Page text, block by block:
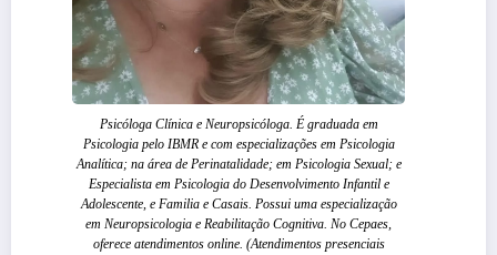
Psicóloga Clínica e Neuropsicóloga. É graduada em
Psicologia pelo IBMR e com especializações em Psicologia
Analítica; na área de Perinatalidade; em Psicologia Sexual; e
Especialista em Psicologia do Desenvolvimento Infantil e
Adolescente, e Familia e Casais. Possui uma especialização
em Neuropsicologia e Reabilitação Cognitiva. No Cepaes,
oferece atendimentos online. (Atendimentos presenciais